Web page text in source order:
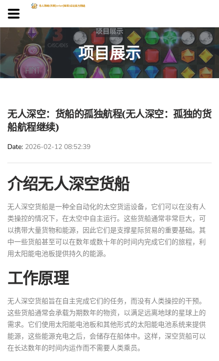
项目展示
无人深空：货船的孤独航程(无人深空：孤独的货
船航程继续)
Date 2026-02-12 08:52:39
介绍无人深空货船
无人深空货船是一种全自动化的太空货运设备，它们可以在没有人
类操控的情况下，在太空中自主运行。这些货船通常非常巨大，可
以携带大量货物和能源，因此它们是支撑星际贸易的重要基础。其
中一些货船甚至可以在数年或数十年的时间内完成它们的旅程，利
用太阳能电池板提供持久的能源。
工作原理
无人深空货船旨在自主完成它们的任务，而没有人类操控的干预。
这些货船通常会承载为期数年的物资，以满足远离地球的星球上的
需求。它们使用太阳能电池板和其他形式的太阳能电池系统来提供
能源，这些能源充电之后，会储存在船体中。这样，深空货船可以
在长达数年的时间内运作而不需要人类乘员。